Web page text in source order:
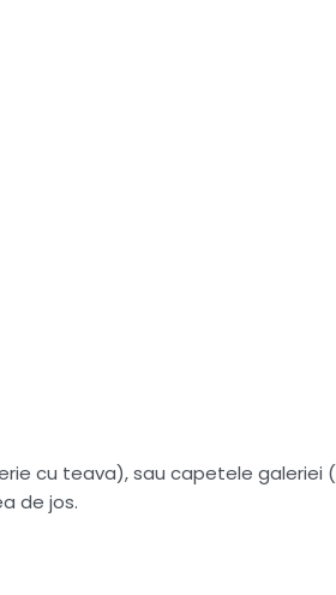
cu teava), sau capetele galeriei
de jos.